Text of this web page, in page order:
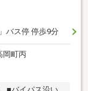
バス停 停歩9分
岡町丙